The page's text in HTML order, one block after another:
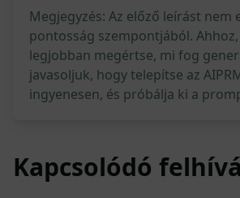
Megjegyzés: Az előző leírást nem
pontosság szempontjából.
legjobban megértse, mi fog
javasoljuk, hogy telepítse az
ingyenesen, és próbálja ki a
Kapcsolódó